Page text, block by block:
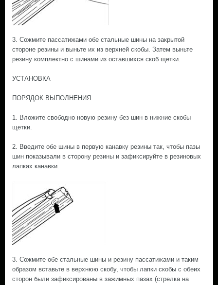
3. Сожмите пассатижами обе стальные шины на закрытой
стороне резины и выньте их из верхней скобы. Затем выньте
резину комплектно с шинами из оставшихся скоб щетки.
УСТАНОВКА
ПОРЯДОК ВЫПОЛНЕНИЯ
1. Вложите свободно новую резину без шин в нижние скобы
щетки.
2. Введите обе шины в первую канавку резины так, чтобы пазы
шин показывали в сторону резины и зафиксируйте в резиновых
лапках канавки.
3. Сожмите обе стальные шины и резину пассатижами и таким
образом вставьте в верхнюю скобу, чтобы лапки скобы с обеих
сторон были зафиксированы в зажимных пазах (стрелка на